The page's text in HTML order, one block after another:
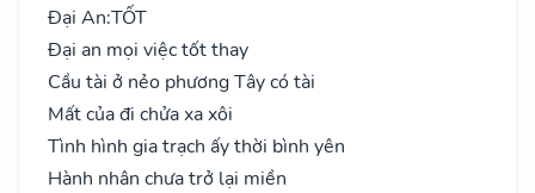
Đại An:TỐT
Đại an mọi việc tốt thay
Cầu tài ở nẻo phương Tây có tài
Mất của đi chửa xa xôi
Tình hình gia trạch ấy thời bình yên
Hành nhân chưa trở lại miền